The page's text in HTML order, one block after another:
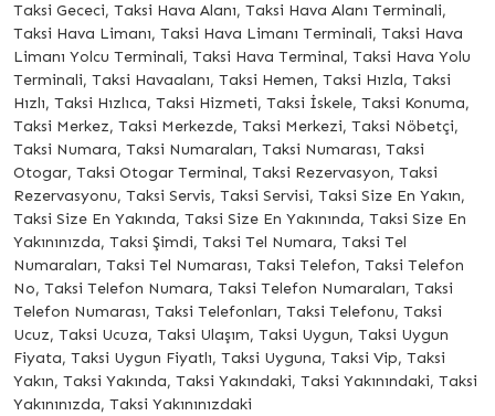
Taksi Gececi, Taksi Hava Alanı, Taksi Hava Alanı Terminali,
Taksi Hava Limanı, Taksi Hava Limanı Terminali, Taksi Hava
Limanı Yolcu Terminali, Taksi Hava Terminal, Taksi Hava Yolu
Terminali, Taksi Havaalanı, Taksi Hemen, Taksi Hızla, Taksi
Hızlı, Taksi Hızlıca, Taksi Hizmeti, Taksi İskele, Taksi Konuma,
Taksi Merkez, Taksi Merkezde, Taksi Merkezi, Taksi Nöbetçi,
Taksi Numara, Taksi Numaraları, Taksi Numarası, Taksi
Otogar, Taksi Otogar Terminal, Taksi Rezervasyon, Taksi
Rezervasyonu, Taksi Servis, Taksi Servisi, Taksi Size En Yakın,
Taksi Size En Yakında, Taksi Size En Yakınında, Taksi Size En
Yakınınızda, Taksi Şimdi, Taksi Tel Numara, Taksi Tel
Numaraları, Taksi Tel Numarası, Taksi Telefon, Taksi Telefon
No, Taksi Telefon Numara, Taksi Telefon Numaraları, Taksi
Telefon Numarası, Taksi Telefonları, Taksi Telefonu, Taksi
Ucuz, Taksi Ucuza, Taksi Ulaşım, Taksi Uygun, Taksi Uygun
Fiyata, Taksi Uygun Fiyatlı, Taksi Uyguna, Taksi Vip, Taksi
Yakın, Taksi Yakında, Taksi Yakındaki, Taksi Yakınındaki, Taksi
Yakınınızda, Taksi Yakınınızdaki